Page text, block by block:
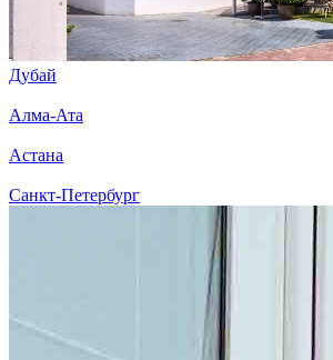
Дубай
Алма-Ата
Астана
Санкт-Петербург